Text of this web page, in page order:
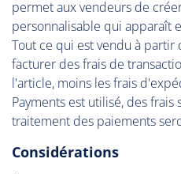
permet aux vendeurs de
personnalisable qui apparaît
Tout ce qui est vendu à partir
facturer des frais de
l'article, moins les frais
Payments est utilisé, des
traitement des paiements
Considérations